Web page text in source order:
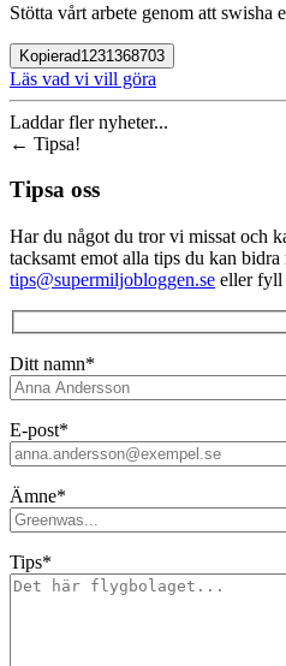
Stötta vårt arbete genom att swisha
Kopierad1231368703
Läs vad vi vill göra
Laddar fler nyheter...
← Tipsa!
Tipsa oss
Har du något du tror vi missat och
tacksamt emot alla tips du kan
tips@supermiljobloggen.se eller fyll
Ditt namn*
E-post*
Ämne*
Tips*